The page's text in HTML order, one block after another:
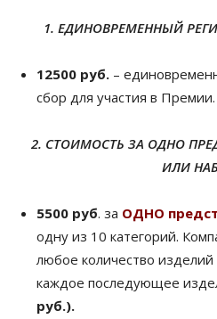
1. ЕДИНОВРЕМЕННЫЙ
12500 руб. –
сбор для участия в Премии.
2. СТОИМОСТЬ ЗА ОДНО
ИЛИ
5500 руб. за ОДНО
одну из 10 категорий.
любое количество
каждое последующее
руб.).